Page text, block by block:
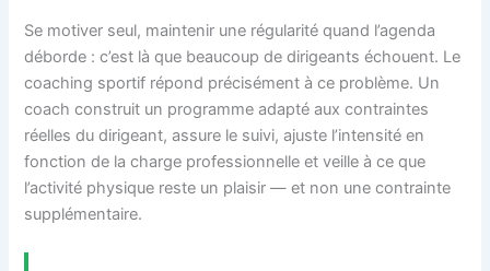
Se motiver seul, maintenir une régularité quand l’agenda
déborde : c’est là que beaucoup de dirigeants échouent. Le
coaching sportif répond précisément à ce problème. Un
coach construit un programme adapté aux contraintes
réelles du dirigeant, assure le suivi, ajuste l’intensité en
fonction de la charge professionnelle et veille à ce que
l’activité physique reste un plaisir — et non une contrainte
supplémentaire.